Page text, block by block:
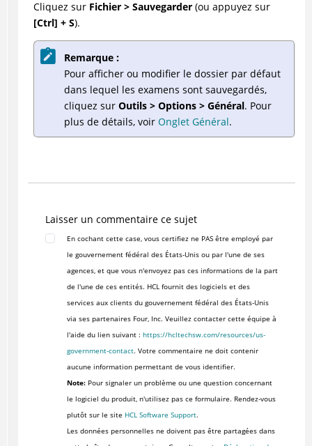
Cliquez sur Fichier > Sauvegarder(ou appuyez sur
[Ctrl] + S).
Remarque :
Pour afficher ou modifier le dossier par défaut
dans lequel les examens sont sauvegardés,
cliquez sur Outils > Options > Général. Pour
plus de détails, voir Onglet Général.
Laisser un commentaire ce sujet
En cochant cette case, vous certifiez ne PAS être employé par
le gouvernement fédéral des États-Unis ou par l'une de ses
agences, et que vous n'envoyez pas ces informations de la part
de l'une de ces entités. HCL fournit des logiciels et des
services aux clients du gouvernement fédéral des États-Unis
via ses partenaires Four, Inc. Veuillez contacter cette équipe à
l'aide du lien suivant : https://hcltechsw.com/resources/us-
government-contact. Votre commentaire ne doit contenir
aucune information permettant de vous identifier.
Note:Pour signaler un problème ou une question concernant
le logiciel du produit, n'utilisez pas ce formulaire. Rendez-vous
plutôt sur le site HCL Software Support.
Les données personnelles ne doivent pas être partagées dans